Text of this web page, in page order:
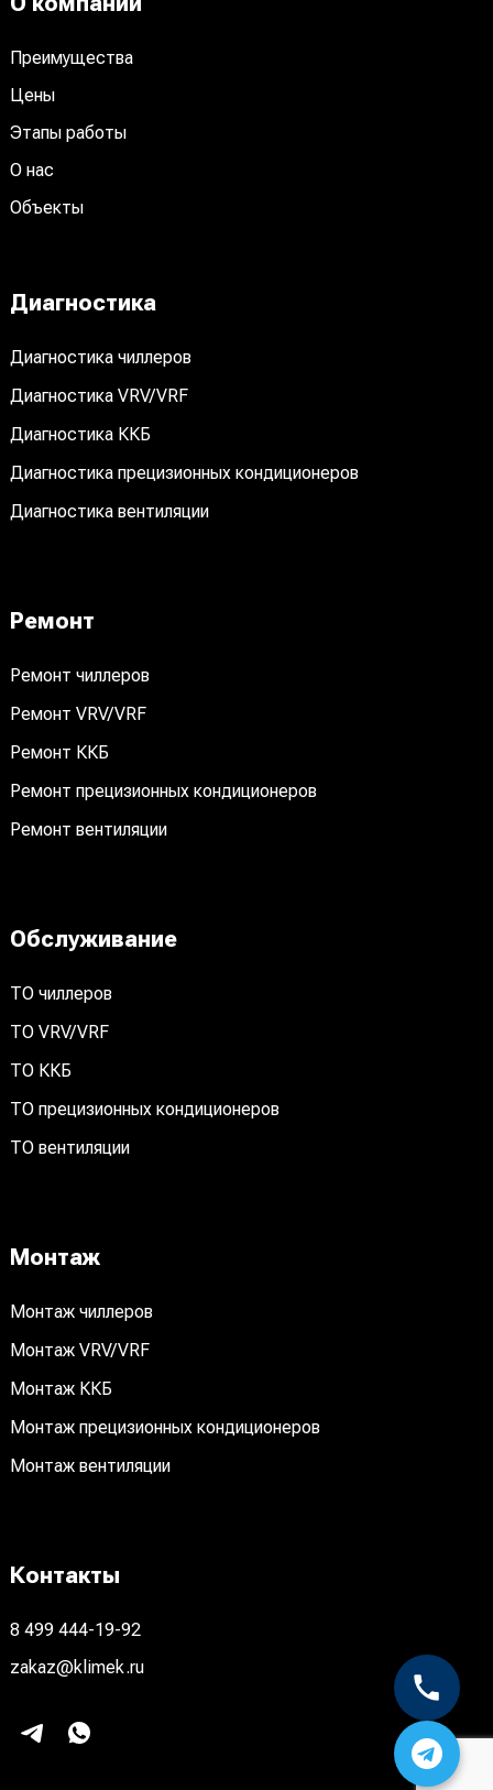
Преимущества
Цены
Этапы работы
О нас
Объекты
Диагностика
Диагностика чиллеров
Диагностика VRV/VRF
Диагностика ККБ
Диагностика прецизионных кондиционеров
Диагностика вентиляции
Ремонт
Ремонт чиллеров
Ремонт VRV/VRF
Ремонт ККБ
Ремонт прецизионных кондиционеров
Ремонт вентиляции
Обслуживание
ТО чиллеров
ТО VRV/VRF
ТО ККБ
ТО прецизионных кондиционеров
ТО вентиляции
Монтаж
Монтаж чиллеров
Монтаж VRV/VRF
Монтаж ККБ
Монтаж прецизионных кондиционеров
Монтаж вентиляции
Контакты
8 499 444-19-92
zakaz@klimek.ru